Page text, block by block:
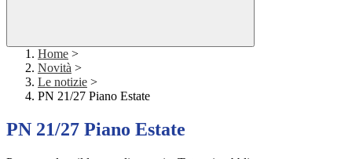
Home >
Novità >
Le notizie >
PN 21/27 Piano Estate
PN 21/27 Piano Estate